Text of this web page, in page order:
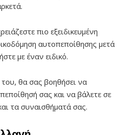
πιο εξειδικευμένη
αυτοπεποίθησης μετά
με έναν ειδικό.
θα σας βοηθήσει να
σας και να βάλετε σε
τα συναισθήματά σας.